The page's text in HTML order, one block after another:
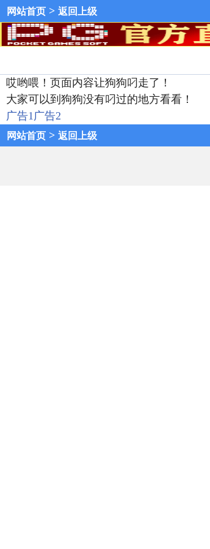
网站首页 > 返回上级
哎哟喂！页面内容让狗狗叼走了！
大家可以到狗狗没有叼过的地方看看！
广告1广告2
网站首页 > 返回上级